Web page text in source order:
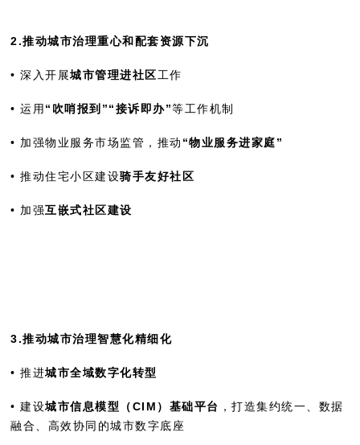
2.推动城市治理重心和配套资源下沉
• 深入开展城市管理进社区工作
• 运用 “吹哨报到”“接诉即办”等工作机制
• 加强物业服务市场监管，推动 “物业服务进家庭”
• 推动住宅小区建设骑手友好社区
• 加强互嵌式社区建设
3.推动城市治理智慧化精细化
• 推进城市全域数字化转型
• 建设城市信息模型（CIM）基础平台 ，打造集约统一、数据
融合、高效协同的城市数字底座